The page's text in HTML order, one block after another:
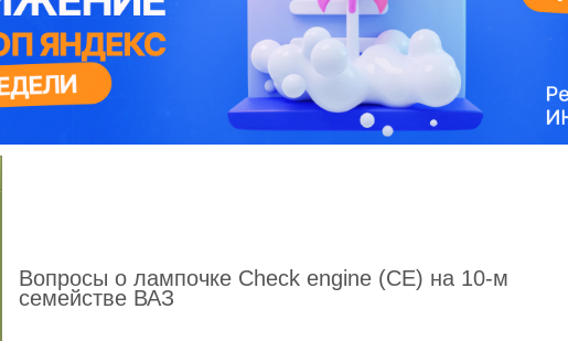
Вопросы о лампочке Check engine (СЕ) на 10-м
семействе ВАЗ